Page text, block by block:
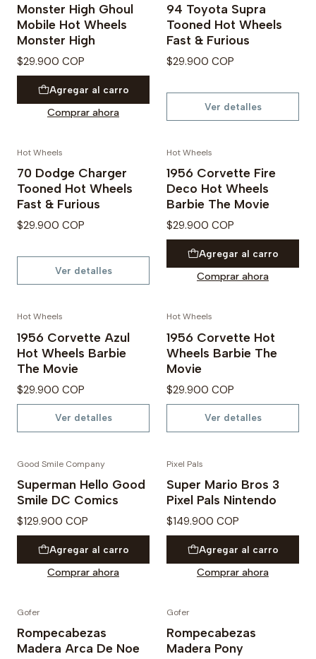
Monster High Ghoul
Mobile Hot Wheels
Monster High
$29.900 COP
Agregar al carro
Comprar ahora
94 Toyota Supra
Tooned Hot Wheels
Fast & Furious
$29.900 COP
Ver detalles
Hot Wheels
70 Dodge Charger
Tooned Hot Wheels
Fast & Furious
$29.900 COP
Ver detalles
Hot Wheels
1956 Corvette Fire
Deco Hot Wheels
Barbie The Movie
$29.900 COP
Agregar al carro
Comprar ahora
Hot Wheels
1956 Corvette Azul
Hot Wheels Barbie
The Movie
$29.900 COP
Ver detalles
Hot Wheels
1956 Corvette Hot
Wheels Barbie The
Movie
$29.900 COP
Ver detalles
Good Smile Company
Superman Hello Good
Smile DC Comics
$129.900 COP
Agregar al carro
Comprar ahora
Pixel Pals
Super Mario Bros 3
Pixel Pals Nintendo
$149.900 COP
Agregar al carro
Comprar ahora
Gofer
Rompecabezas
Madera Arca De Noe
Gofer
Rompecabezas
Madera Pony